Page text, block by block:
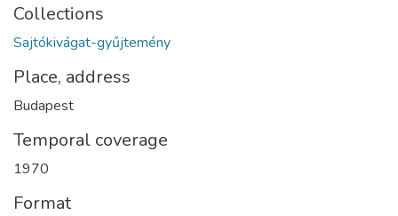
Collections
Sajtókivágat-gyűjtemény
Place, address
Budapest
Temporal coverage
1970
Format